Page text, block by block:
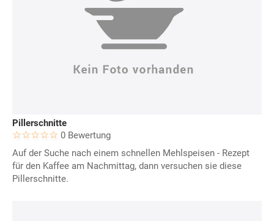
Pillerschnitte
0 Bewertung
Auf der Suche nach einem schnellen Mehlspeisen - Rezept
für den Kaffee am Nachmittag, dann versuchen sie diese
Pillerschnitte.